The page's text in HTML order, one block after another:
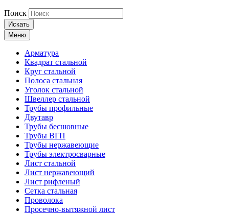
Поиск
Искать
Меню
Арматура
Квадрат стальной
Круг стальной
Полоса стальная
Уголок стальной
Швеллер стальной
Трубы профильные
Двутавр
Трубы бесшовные
Трубы ВГП
Трубы нержавеющие
Трубы электросварные
Лист стальной
Лист нержавеющий
Лист рифленый
Сетка стальная
Проволока
Просечно-вытяжной лист